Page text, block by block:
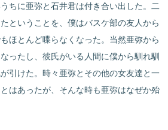
ちに亜弥と石井君は付き合い出した。二
ということを、僕はバスケ部の友人から
ほとんど喋らなくなった。当然亜弥から
ったし、彼氏がいる人間に僕から馴れ馴
引けた。時々亜弥とその他の女友達と一
はあったが、そんな時も亜弥はなぜか殆